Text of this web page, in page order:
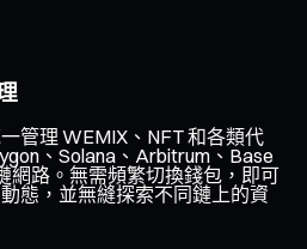
管理 WEMIX、NFT 和各類代
、Solana、Arbitrum、Base
網路。無需頻繁切換錢包，即可
態，並無縫探索不同鏈上的資